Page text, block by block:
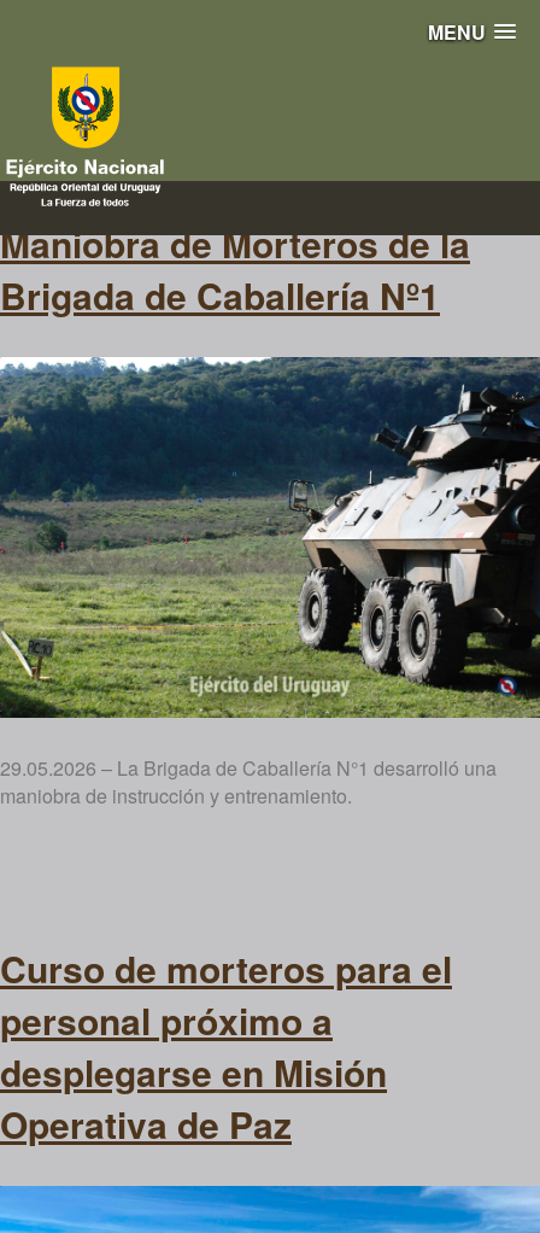
MENU
120
Maniobra de Morteros de la
Brigada de Caballería Nº1
29.05.2026 – La Brigada de Caballería N°1 desarrolló una
maniobra de instrucción y entrenamiento.
Curso de morteros para el
personal próximo a
desplegarse en Misión
Operativa de Paz